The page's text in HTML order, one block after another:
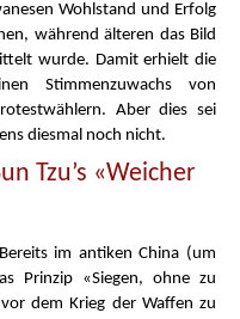
Wohlstand und Erfolg
während älteren das Bild
wurde. Damit erhielt die
Stimmenzuwachs von
Aber dies sei
diesmal noch nicht.
Tzu’s «Weicher
im antiken China (um
Prinzip «Siegen, ohne zu
dem Krieg der Waffen zu